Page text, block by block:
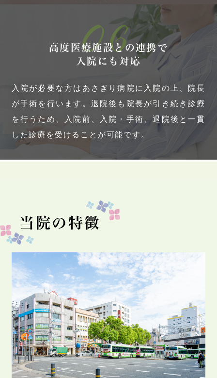
06
高度医療施設との連携で
入院にも対応
入院が必要な方はあさぎり病院に入院の上、院長
が手術を行います。退院後も院長が引き続き診療
を行うため、入院前、入院・手術、退院後と一貫
した診療を受けることが可能です。
当院の特徴